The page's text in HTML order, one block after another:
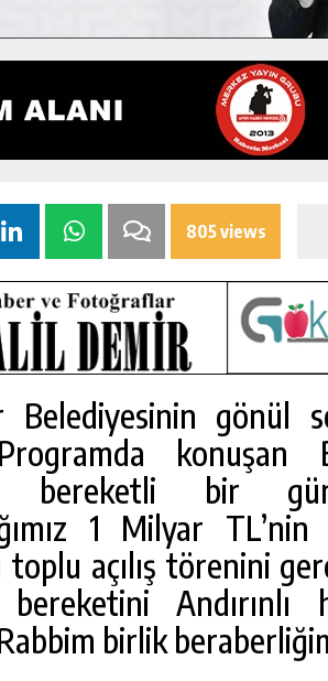
805 views
Belediyesinin gönül
konuşan
bereketli bir
1 Milyar
toplu açılış törenini
bereketini
birlik